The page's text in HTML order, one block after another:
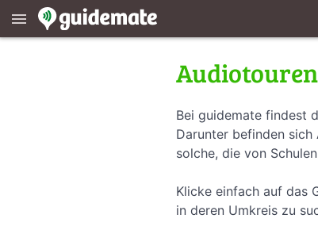
menu
Bei guidemate findest
Darunter befinden
solche, die von
Klicke einfach auf das
in deren Umkreis zu